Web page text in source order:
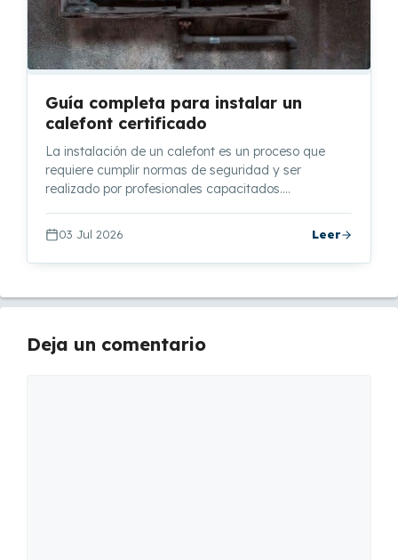
Guía completa para instalar un
calefont certificado
La instalación de un calefont es un proceso que
requiere cumplir normas de seguridad y ser
realizado por profesionales capacitados.…
03 Jul 2026 Leer
Deja un comentario